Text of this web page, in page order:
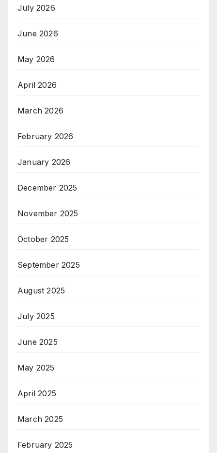
July 2026
June 2026
May 2026
April 2026
March 2026
February 2026
January 2026
December 2025
November 2025
October 2025
September 2025
August 2025
July 2025
June 2025
May 2025
April 2025
March 2025
February 2025